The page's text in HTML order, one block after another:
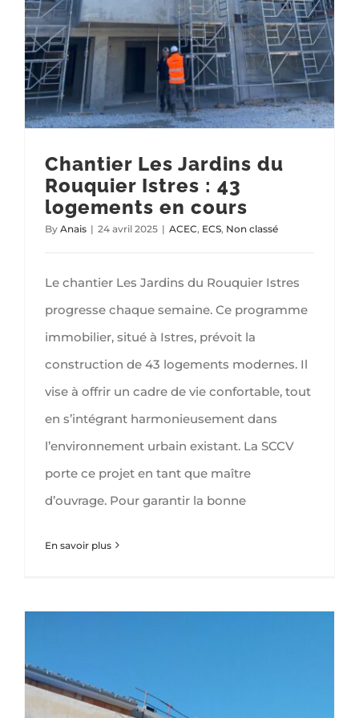
Chantier Les Jardins du
Rouquier Istres : 43
logements en cours
By Anais | 24 avril 2025 | ACEC, ECS, Non classé
Le chantier Les Jardins du Rouquier Istres
progresse chaque semaine. Ce programme
immobilier, situé à Istres, prévoit la
construction de 43 logements modernes. Il
vise à offrir un cadre de vie confortable, tout
en s’intégrant harmonieusement dans
l’environnement urbain existant. La SCCV
porte ce projet en tant que maître
d’ouvrage. Pour garantir la bonne
En savoir plus